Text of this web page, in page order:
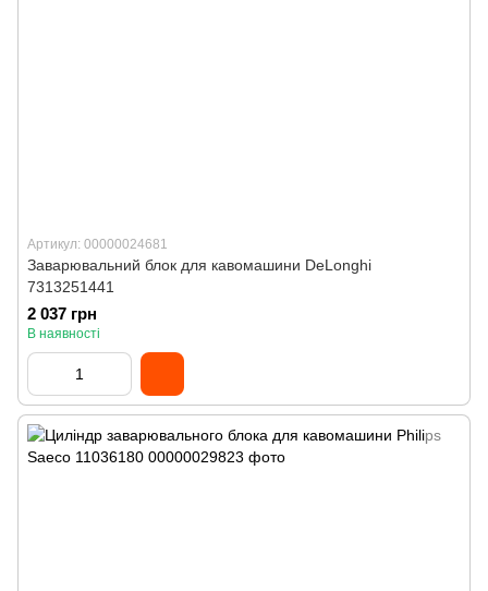
Артикул: 00000024681
Заварювальний блок для кавомашини DeLonghi
7313251441
2 037 грн
В наявності